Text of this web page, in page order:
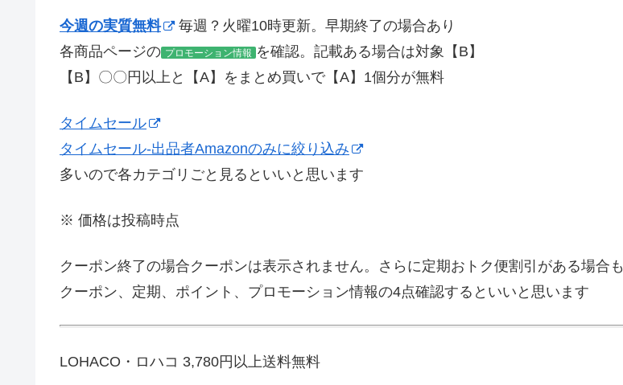
今週の実質無料
毎週？火曜10時更新。早期終了の場合あり
各商品ページの プロモーション情報 を確認。記載ある場合は対象【B】
【B】〇〇円以上と【A】をまとめ買いで【A】1個分が無料
タイムセール
タイムセール-出品者Amazonのみに絞り込み
多いので各カテゴリごと見るといいと思います
※ 価格は投稿時点
クーポン終了の場合クーポンは表示されません。さらに定期おトク便割引がある場合も
クーポン、定期、ポイント、プロモーション情報の4点確認するといいと思います
LOHACO・ロハコ 3,780円以上送料無料